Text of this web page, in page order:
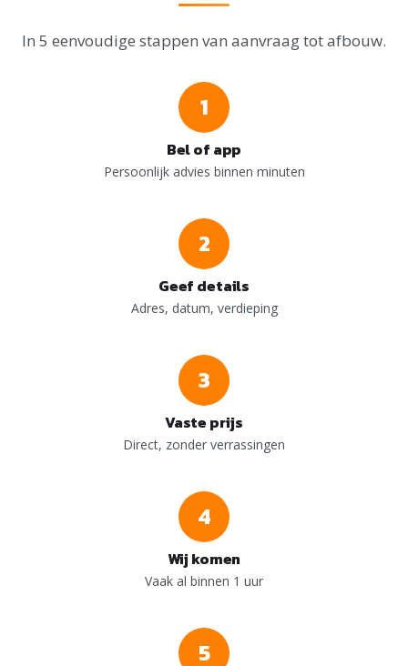
In 5 eenvoudige stappen van aanvraag tot afbouw.
1
Bel of app
Persoonlijk advies binnen minuten
2
Geef details
Adres, datum, verdieping
3
Vaste prijs
Direct, zonder verrassingen
4
Wij komen
Vaak al binnen 1 uur
5